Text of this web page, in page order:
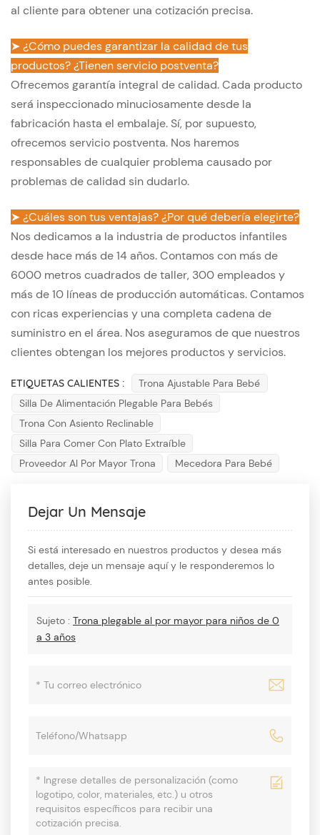
al cliente para obtener una cotización precisa.
➤ ¿Cómo puedes garantizar la calidad de tus
productos? ¿Tienen servicio postventa?
Ofrecemos garantía integral de calidad. Cada producto
será inspeccionado minuciosamente desde la
fabricación hasta el embalaje. Sí, por supuesto,
ofrecemos servicio postventa. Nos haremos
responsables de cualquier problema causado por
problemas de calidad sin dudarlo.
➤ ¿Cuáles son tus ventajas? ¿Por qué debería elegirte?
Nos dedicamos a la industria de productos infantiles
desde hace más de 14 años. Contamos con más de
6000 metros cuadrados de taller, 300 empleados y
más de 10 líneas de producción automáticas. Contamos
con ricas experiencias y una completa cadena de
suministro en el área. Nos aseguramos de que nuestros
clientes obtengan los mejores productos y servicios.
ETIQUETAS CALIENTES :
Trona Ajustable Para Bebé
Silla De Alimentación Plegable Para Bebés
Trona Con Asiento Reclinable
Silla Para Comer Con Plato Extraíble
Proveedor Al Por Mayor Trona
Mecedora Para Bebé
Dejar Un Mensaje
Si está interesado en nuestros productos y desea más
detalles, deje un mensaje aquí y le responderemos lo
antes posible.
Sujeto : Trona plegable al por mayor para niños de 0
a 3 años